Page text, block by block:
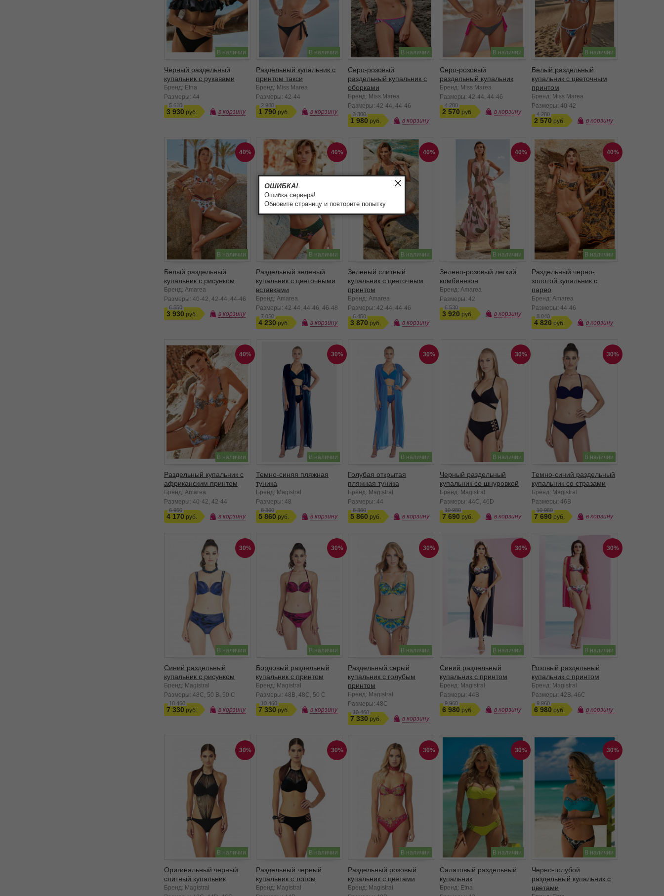
В наличии
Черный раздельный
купальник с рукавами
Бренд: Etna
Размеры: 44
5 610
3 930 в корзину
В наличии
Раздельный купальник с
принтом такси
Бренд: Miss Marea
Размеры: 42-44
2 980
1 790 в корзину
В наличии
Серо-розовый
раздельный купальник с
оборками
Бренд: Miss Marea
Размеры: 42-44 44-46
3 300
1 980 в корзину
В наличии
Серо-розовый
раздельный купальник
Бренд: Miss Marea
Размеры: 42-44 44-46
4 280
2 570 в корзину
В наличии
Белый раздельный
купальник с цветочным
принтом
Бренд: Miss Marea
Размеры: 40-42
4 280
2 570 в корзину
40%
В наличии
Белый раздельный
купальник с рисунком
Бренд: Amarea
Размеры: 40-42 42-44 44-46
6 550
3 930 в корзину
40%
В наличии
Раздельный зеленый
купальник с цветочными
вставками
Бренд: Amarea
Размеры: 42-44 44-46 46-48
7 050
4 230 в корзину
40%
В наличии
Зеленый слитный
купальник с цветочным
принтом
Бренд: Amarea
Размеры: 42-44 44-46
6 450
3 870 в корзину
40%
В наличии
Зелено-розовый легкий
комбинезон
Бренд: Amarea
Размеры: 42
6 530
3 920 в корзину
40%
В наличии
Раздельный черно-
золотой купальник с
парео
Бренд: Amarea
Размеры: 44-46
8 040
4 820 в корзину
40%
В наличии
Раздельный купальник с
африканским принтом
Бренд: Amarea
Размеры: 40-42 42-44
6 950
4 170 в корзину
30%
В наличии
Темно-синяя пляжная
туника
Бренд: Magistral
Размеры: 48
8 360
5 860 в корзину
30%
В наличии
Голубая открытая
пляжная туника
Бренд: Magistral
Размеры: 44
8 360
5 860 в корзину
30%
В наличии
Черный раздельный
купальник со шнуровкой
Бренд: Magistral
Размеры: 44C 46D
10 980
7 690 в корзину
30%
В наличии
Темно-синий раздельный
купальник со стразами
Бренд: Magistral
Размеры: 46B
10 980
7 690 в корзину
30%
В наличии
Синий раздельный
купальник с рисунком
Бренд: Magistral
Размеры: 48C 50 B 50 C
10 460
7 330 в корзину
30%
В наличии
Бордовый раздельный
купальник с принтом
Бренд: Magistral
Размеры: 48B 48C 50 C
10 460
7 330 в корзину
30%
В наличии
Раздельный серый
купальник с голубым
принтом
Бренд: Magistral
Размеры: 48C
10 460
7 330 в корзину
30%
В наличии
Синий раздельный
купальник с принтом
Бренд: Magistral
Размеры: 44B
9 960
6 980 в корзину
30%
В наличии
Розовый раздельный
купальник с принтом
Бренд: Magistral
Размеры: 42B 46C
9 960
6 980 в корзину
30%
В наличии
Оригинальный черный
слитный купальник
Бренд: Magistral
30%
В наличии
Раздельный черный
купальник с топом
Бренд: Magistral
30%
В наличии
Раздельный розовый
купальник с цветами
Бренд: Magistral
30%
В наличии
Салатовый раздельный
купальник
Бренд: Etna
30%
В наличии
Черно-голубой
раздельный купальник с
цветами
ОШИБКА!
Ошибка сервера!
Обновите страницу и повторите попытку